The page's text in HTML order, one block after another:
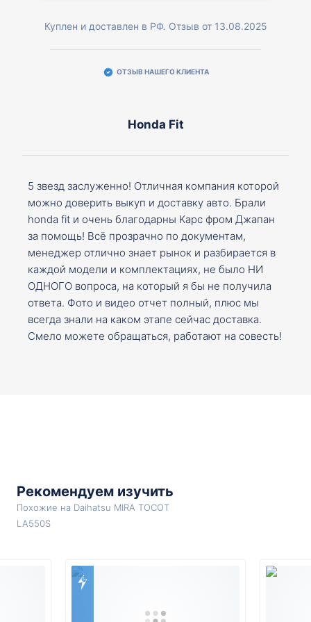
Куплен и доставлен в РФ. Отзыв от 13.08.2025
ОТЗЫВ НАШЕГО КЛИЕНТА
Honda Fit
5 звезд заслуженно! Отличная компания которой
можно доверить выкуп и доставку авто. Брали
honda fit и очень благодарны Карс фром Джапан
за помощь! Всё прозрачно по документам,
менеджер отлично знает рынок и разбирается в
каждой модели и комплектациях, не было НИ
ОДНОГО вопроса, на который я бы не получила
ответа. Фото и видео отчет полный, плюс мы
всегда знали на каком этапе сейчас доставка.
Смело можете обращаться, работают на совесть!
Рекомендуем изучить
Похожие на Daihatsu MIRA TOCOT
LA550S